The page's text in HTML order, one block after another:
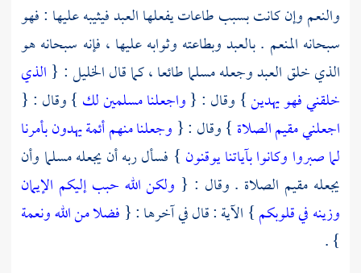
والنعم وإن كانت بسبب طاعات يفعلها العبد فيثيبه عليها : فهو
سبحانه المنعم . بالعبد وبطاعته وثوابه عليها ، فإنه سبحانه هو
الذي خلق العبد وجعله مسلما طائعا ، كما قال الخليل : { الذي
خلقني فهو يهدين} وقال : {واجعلنا مسلمين لك } وقال : {
اجعلني مقيم الصلاة } وقال : { وجعلنا منهم أئمة يهدون بأمرنا
لما صبروا وكانوا بآياتنا يوقنون } فسأل ربه أن يجعله مسلما وأن
يجعله مقيم الصلاة . وقال : { ولكن الله حبب إليكم الإيمان
وزينه في قلوبكم} الآية : قال في آخرها : { فضلا من الله ونعمة
} .